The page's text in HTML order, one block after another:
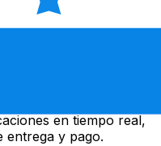
en tiempo real,
entrega y pago.